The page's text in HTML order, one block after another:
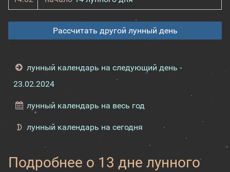
Рассчитать другой лунный день
лунный календарь на следующий день -
23.02.2024
лунный календарь на весь год
лунный календарь на сегодня
Подробнее о 13 дне лунного